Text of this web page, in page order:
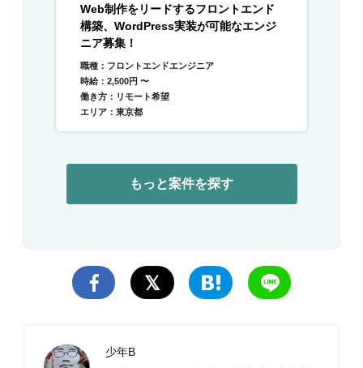
Web制作をリードするフロントエンド
構築、WordPress実装が可能なエンジ
ニア募集！
職種：フロントエンドエンジニア
時給：2,500円 〜
働き方：リモート希望
エリア：東京都
もっと案件を探す
少年B